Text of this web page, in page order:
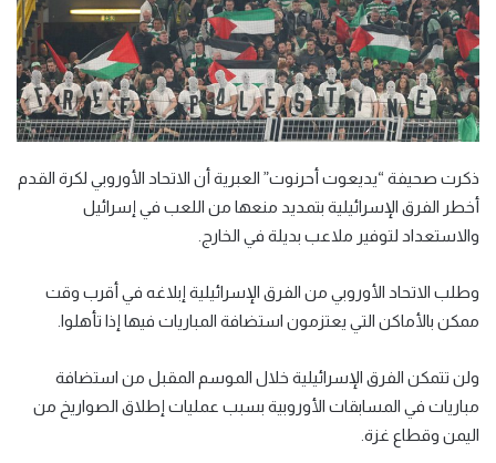
ذكرت صحيفة “يديعوت أحرنوت” العبرية أن الاتحاد الأوروبي لكرة القدم
أخطر الفرق الإسرائيلية بتمديد منعها من اللعب في إسرائيل
والاستعداد لتوفير ملاعب بديلة في الخارج.
وطلب الاتحاد الأوروبي من الفرق الإسرائيلية إبلاغه في أقرب وقت
ممكن بالأماكن التي يعتزمون استضافة المباريات فيها إذا تأهلوا.
ولن تتمكن الفرق الإسرائيلية خلال الموسم المقبل من استضافة
مباريات في المسابقات الأوروبية بسبب عمليات إطلاق الصواريخ من
اليمن وقطاع غزة.